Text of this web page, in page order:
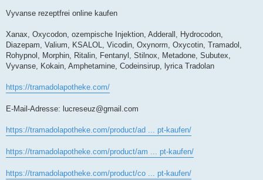
Vyvanse rezeptfrei online kaufen
Xanax, Oxycodon, ozempische Injektion, Adderall, Hydrocodon,
Diazepam, Valium, KSALOL, Vicodin, Oxynorm, Oxycotin, Tramadol,
Rohypnol, Morphin, Ritalin, Fentanyl, Stilnox, Metadone, Subutex,
Vyvanse, Kokain, Amphetamine, Codeinsirup, lyrica Tradolan
https://tramadolapotheke.com/
E-Mail-Adresse: lucreseuz@gmail.com
https://tramadolapotheke.com/product/ad ... pt-kaufen/
https://tramadolapotheke.com/product/am ... pt-kaufen/
https://tramadolapotheke.com/product/co ... pt-kaufen/